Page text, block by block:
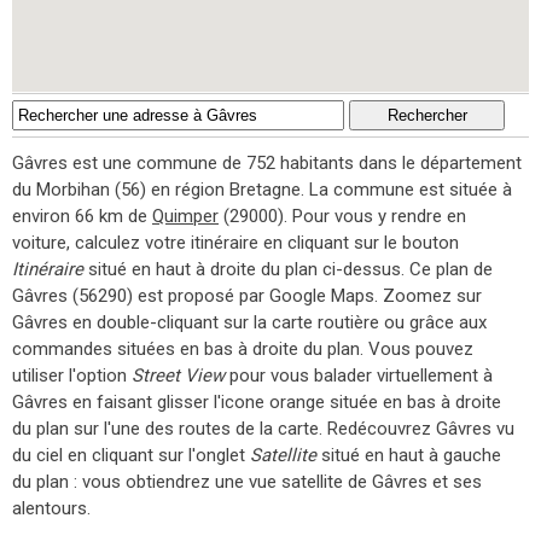
Gâvres est une commune de 752 habitants dans le département
du Morbihan (56) en région Bretagne. La commune est située à
environ 66 km de Quimper (29000). Pour vous y rendre en
voiture, calculez votre itinéraire en cliquant sur le bouton
Itinérairesitué en haut à droite du plan ci-dessus. Ce plan de
Gâvres (56290) est proposé par Google Maps. Zoomez sur
Gâvres en double-cliquant sur la carte routière ou grâce aux
commandes situées en bas à droite du plan. Vous pouvez
utiliser l'option Street Viewpour vous balader virtuellement à
Gâvres en faisant glisser l'icone orange située en bas à droite
du plan sur l'une des routes de la carte. Redécouvrez Gâvres vu
du ciel en cliquant sur l'onglet Satellitesitué en haut à gauche
du plan : vous obtiendrez une vue satellite de Gâvres et ses
alentours.